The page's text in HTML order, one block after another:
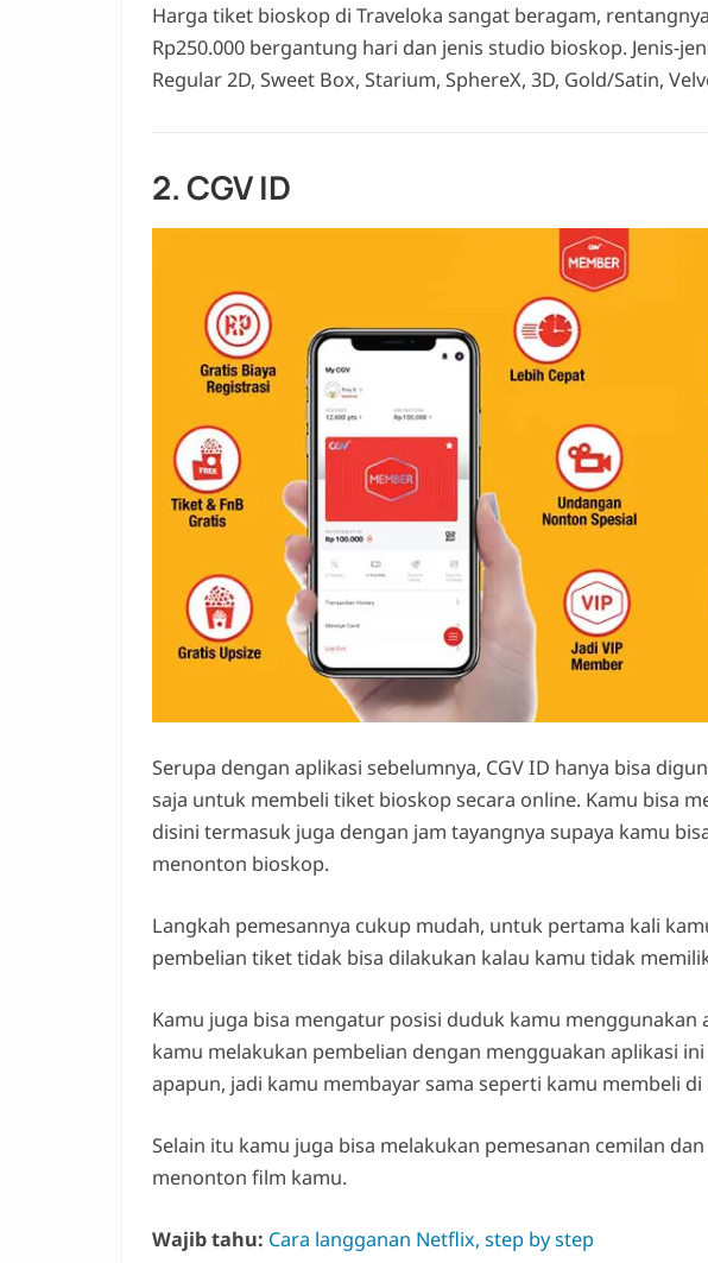
Harga tiket bioskop di Traveloka sangat beragam,
Rp250.000 bergantung hari dan jenis studio bioskop. Jenis-
Regular 2D, Sweet Box, Starium, SphereX, 3D, Gold/Satin,
2. CGV ID
Serupa dengan aplikasi sebelumnya, CGV ID hanya bisa
saja untuk membeli tiket bioskop secara online. Kamu bisa
disini termasuk juga dengan jam tayangnya supaya kamu
menonton bioskop.
Langkah pemesannya cukup mudah, untuk pertama kali
pembelian tiket tidak bisa dilakukan kalau kamu tidak
Kamu juga bisa mengatur posisi duduk kamu menggunakan
kamu melakukan pembelian dengan mengguakan aplikasi
apapun, jadi kamu membayar sama seperti kamu membeli di
Selain itu kamu juga bisa melakukan pemesanan cemilan
menonton film kamu.
Wajib tahu: Cara langganan Netflix, step by step